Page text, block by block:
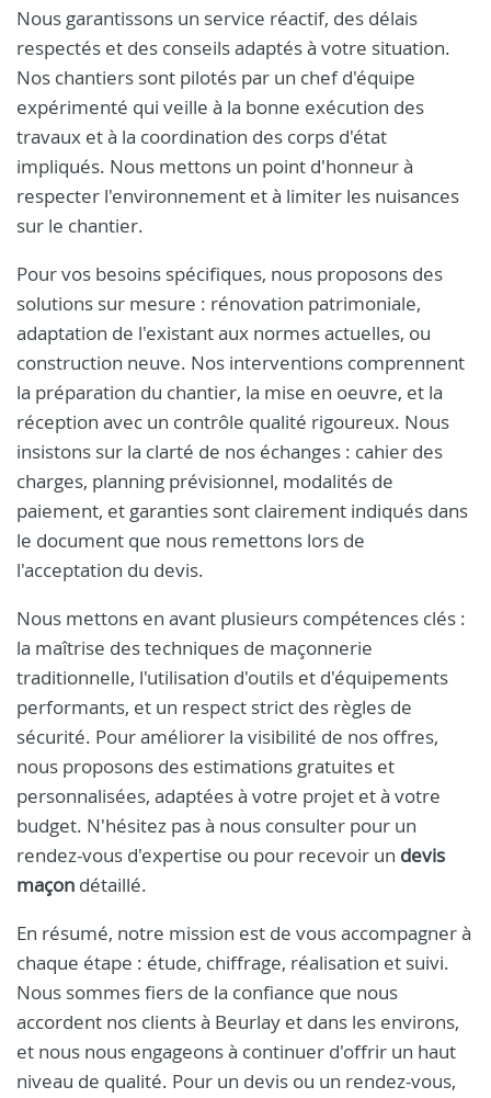
Nous garantissons un service réactif, des délais
respectés et des conseils adaptés à votre situation.
Nos chantiers sont pilotés par un chef d'équipe
expérimenté qui veille à la bonne exécution des
travaux et à la coordination des corps d'état
impliqués. Nous mettons un point d'honneur à
respecter l'environnement et à limiter les nuisances
sur le chantier.
Pour vos besoins spécifiques, nous proposons des
solutions sur mesure : rénovation patrimoniale,
adaptation de l'existant aux normes actuelles, ou
construction neuve. Nos interventions comprennent
la préparation du chantier, la mise en oeuvre, et la
réception avec un contrôle qualité rigoureux. Nous
insistons sur la clarté de nos échanges : cahier des
charges, planning prévisionnel, modalités de
paiement, et garanties sont clairement indiqués dans
le document que nous remettons lors de
l'acceptation du devis.
Nous mettons en avant plusieurs compétences clés :
la maîtrise des techniques de maçonnerie
traditionnelle, l'utilisation d'outils et d'équipements
performants, et un respect strict des règles de
sécurité. Pour améliorer la visibilité de nos offres,
nous proposons des estimations gratuites et
personnalisées, adaptées à votre projet et à votre
budget. N'hésitez pas à nous consulter pour un
rendez-vous d'expertise ou pour recevoir un devis
maçon détaillé.
En résumé, notre mission est de vous accompagner à
chaque étape : étude, chiffrage, réalisation et suivi.
Nous sommes fiers de la confiance que nous
accordent nos clients à Beurlay et dans les environs,
et nous nous engageons à continuer d'offrir un haut
niveau de qualité. Pour un devis ou un rendez-vous,